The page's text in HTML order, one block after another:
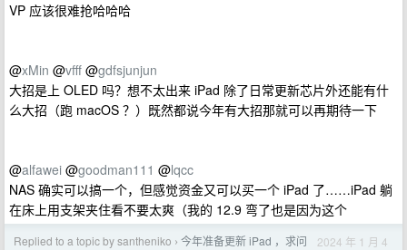
VP 应该很难抢哈哈哈
@xMin @vfff @gdfsjunjun
大招是上 OLED 吗？想不太出来 iPad 除了日常更新芯片外还能有什
么大招（跑 macOS ？）既然都说今年有大招那就可以再期待一下
@alfawei @goodman111 @lqcc
NAS 确实可以搞一个，但感觉资金又可以买一个 iPad 了……iPad 躺
在床上用支架夹住看不要太爽（我的 12.9 弯了也是因为这个
Replied to a topic by santheniko › 今年准备更新 iPad ，求问
2024 年 1 月 4